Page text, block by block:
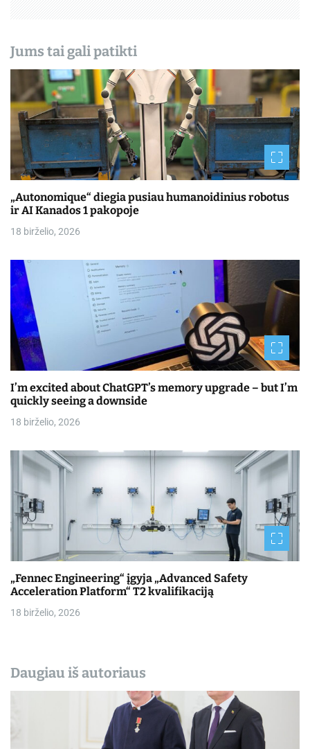
Jums tai gali patikti
„Autonomique“ diegia pusiau humanoidinius robotus
ir AI Kanados 1 pakopoje
18 birželio, 2026
I’m excited about ChatGPT’s memory upgrade – but I’m
quickly seeing a downside
18 birželio, 2026
„Fennec Engineering“ įgyja „Advanced Safety
Acceleration Platform“ T2 kvalifikaciją
18 birželio, 2026
Daugiau iš autoriaus